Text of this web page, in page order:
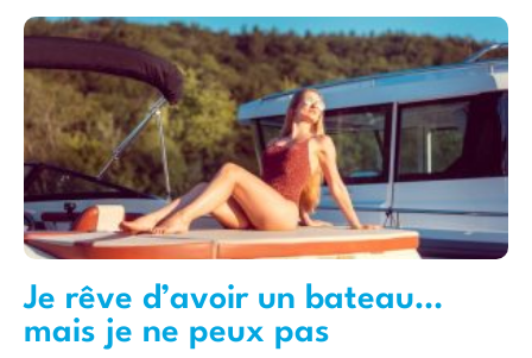
Je rêve d’avoir un bateau…
mais je ne peux pas